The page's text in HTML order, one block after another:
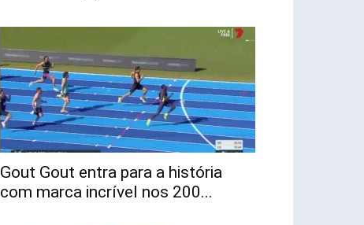
Gout Gout entra para a história
com marca incrível nos 200...